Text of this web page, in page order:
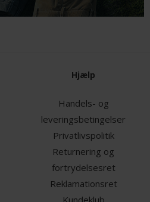
Hjælp
Handels- og
leveringsbetingelser
Privatlivspolitik
Returnering og
fortrydelsesret
Reklamationsret
Kundeklub